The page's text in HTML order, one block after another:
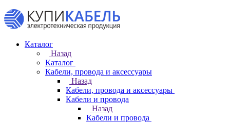
Каталог
Назад
Каталог
Кабели, провода и аксессуары
Назад
Кабели, провода и аксессуары
Кабели и провода
Назад
Кабели и провода